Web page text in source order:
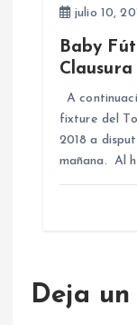
julio 10,
Baby
Clausura
A
fixture del
2018 a
mañana. Al
Deja